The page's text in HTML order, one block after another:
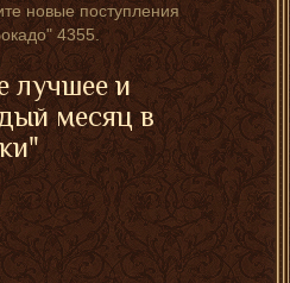
новые поступления
4355.
лучшее и
месяц в
"